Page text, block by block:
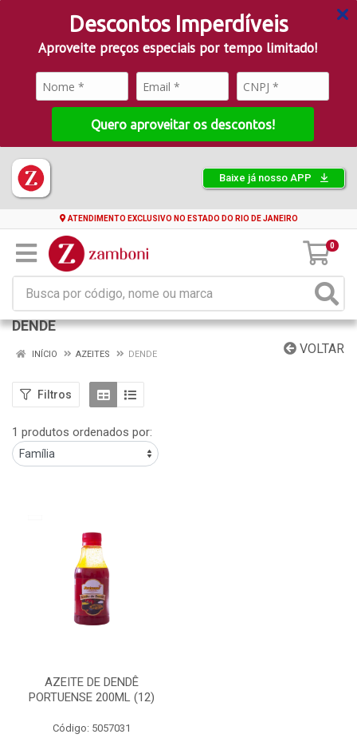
Descontos Imperdíveis
Aproveite preços especiais por tempo limitado!
Quero aproveitar os descontos!
Baixe já nosso APP
ATENDIMENTO EXCLUSIVO NO ESTADO DO RIO DE JANEIRO
0
DENDE
VOLTAR
INÍCIO AZEITES DENDE
Filtros
1 produtos ordenados por:
AZEITE DE DENDÊ
PORTUENSE 200ML (12)
Código: 5057031